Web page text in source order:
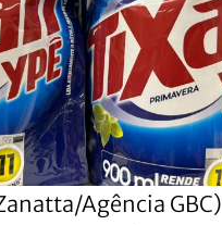
Agência GBC)